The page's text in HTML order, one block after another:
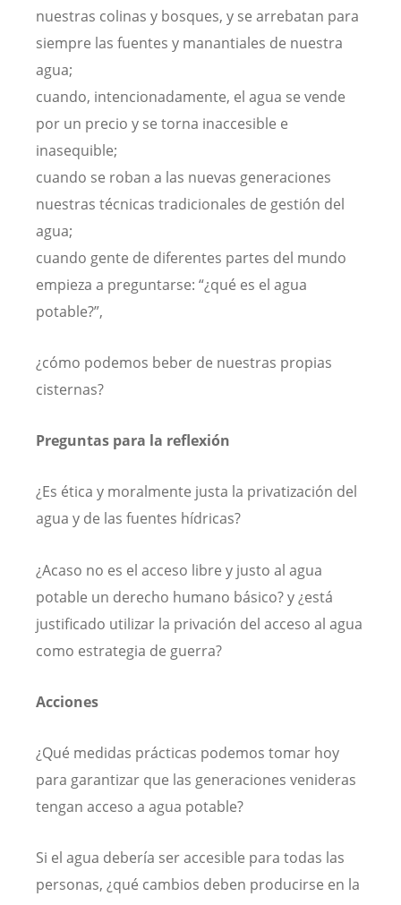
nuestras colinas y bosques, y se arrebatan para
siempre las fuentes y manantiales de nuestra
agua;
cuando, intencionadamente, el agua se vende
por un precio y se torna inaccesible e
inasequible;
cuando se roban a las nuevas generaciones
nuestras técnicas tradicionales de gestión del
agua;
cuando gente de diferentes partes del mundo
empieza a preguntarse: “¿qué es el agua
potable?”,
¿cómo podemos beber de nuestras propias
cisternas?
Preguntas para la reflexión
¿Es ética y moralmente justa la privatización del
agua y de las fuentes hídricas?
¿Acaso no es el acceso libre y justo al agua
potable un derecho humano básico? y ¿está
justificado utilizar la privación del acceso al agua
como estrategia de guerra?
Acciones
¿Qué medidas prácticas podemos tomar hoy
para garantizar que las generaciones venideras
tengan acceso a agua potable?
Si el agua debería ser accesible para todas las
personas, ¿qué cambios deben producirse en la